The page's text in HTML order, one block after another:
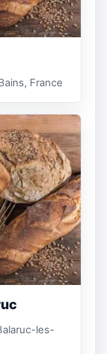
France
les-